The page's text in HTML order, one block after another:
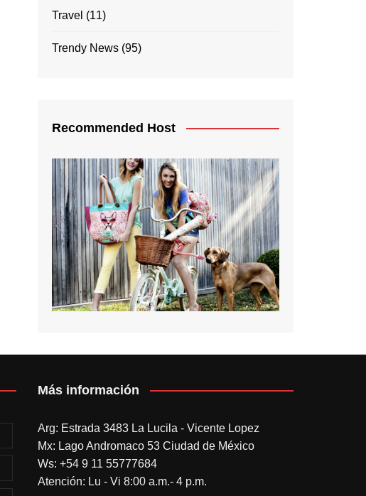
Travel (11)
Trendy News (95)
Recommended Host
Más información
Arg: Estrada 3483 La Lucila - Vicente Lopez
Mx: Lago Andromaco 53 Ciudad de México
Ws: +54 9 11 55777684
Atención: Lu - Vi 8:00 a.m.- 4 p.m.